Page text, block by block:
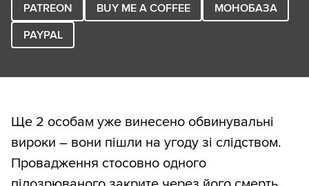
PATREON BUY ME A COFFEE
МОНОБАЗА
PAYPAL
Ще 2 особам уже винесено обвинувальні
вироки – вони пішли на угоду зі слідством.
Провадження стосовно одного